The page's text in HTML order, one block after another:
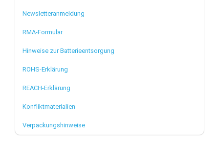
Newsletteranmeldung
RMA-Formular
Hinweise zur Batterieentsorgung
ROHS-Erklärung
REACH-Erklärung
Konfliktmaterialien
Verpackungshinweise